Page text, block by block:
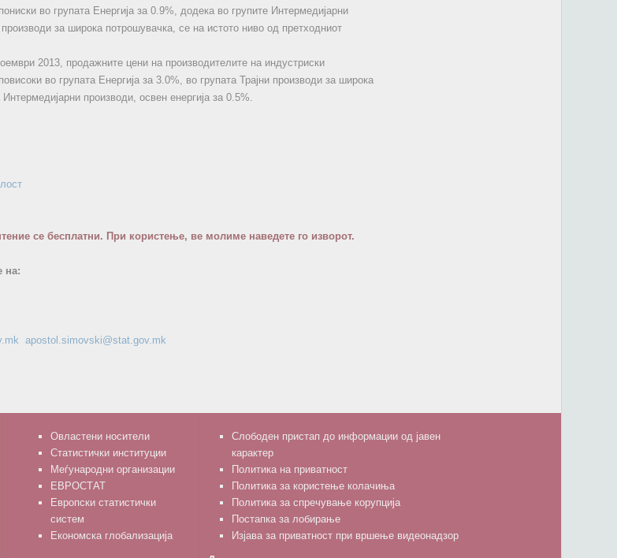
во групата Енергија за 0.9%, додека во групите Интермедијарни
производи за широка потрошувачка, се на истото ниво од претходниот
2013, продажните цени на производителите на индустриски
во групата Енергија за 3.0%, во групата Трајни производи за широка
производи, освен енергија за 0.5%.
се бесплатни. При користење, ве молиме наведете го изворот.
на:
apostol.simovski@stat.gov.mk
Овластени носители
Статистички институции
Меѓународни организации
ЕВРОСТАТ
Европски статистички
систем
Економска глобализација
Слободен пристап до информации од јавен
карактер
Политика на приватност
Политика за користење колачиња
Политика за спречување корупција
Постапка за лобирање
Изјава за приватност при вршење видеонадзор